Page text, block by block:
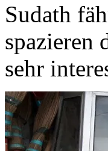
Sudath
spazieren
sehr